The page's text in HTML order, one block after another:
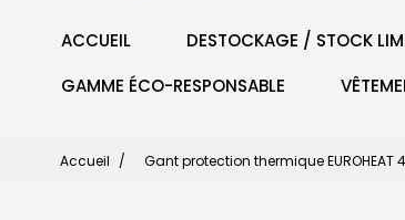
ACCUEIL DESTOCKAGE / STOCK
GAMME ÉCO-RESPONSABLE
Accueil Gant protection thermique